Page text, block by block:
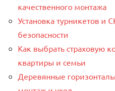
качественного монтажа
Установка турникетов и
безопасности
Как выбрать страховую
квартиры и семьи
Деревянные